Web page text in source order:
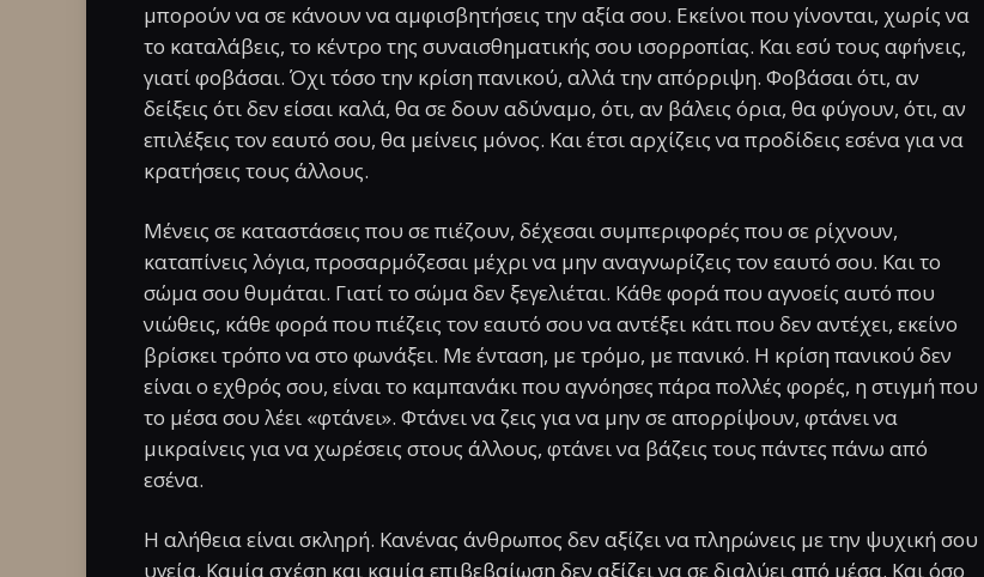
μπορούν να σε κάνουν να αμφισβητήσεις την αξία σου. Εκείνοι που γίνονται, χωρίς να
το καταλάβεις, το κέντρο της συναισθηματικής σου ισορροπίας. Και εσύ τους αφήνεις,
γιατί φοβάσαι. Όχι τόσο την κρίση πανικού, αλλά την απόρριψη. Φοβάσαι ότι, αν
δείξεις ότι δεν είσαι καλά, θα σε δουν αδύναμο, ότι, αν βάλεις όρια, θα φύγουν, ότι, αν
επιλέξεις τον εαυτό σου, θα μείνεις μόνος. Και έτσι αρχίζεις να προδίδεις εσένα για να
κρατήσεις τους άλλους.
Μένεις σε καταστάσεις που σε πιέζουν, δέχεσαι συμπεριφορές που σε ρίχνουν,
καταπίνεις λόγια, προσαρμόζεσαι μέχρι να μην αναγνωρίζεις τον εαυτό σου. Και το
σώμα σου θυμάται. Γιατί το σώμα δεν ξεγελιέται. Κάθε φορά που αγνοείς αυτό που
νιώθεις, κάθε φορά που πιέζεις τον εαυτό σου να αντέξει κάτι που δεν αντέχει, εκείνο
βρίσκει τρόπο να στο φωνάξει. Με ένταση, με τρόμο, με πανικό. Η κρίση πανικού δεν
είναι ο εχθρός σου, είναι το καμπανάκι που αγνόησες πάρα πολλές φορές, η στιγμή που
το μέσα σου λέει «φτάνει». Φτάνει να ζεις για να μην σε απορρίψουν, φτάνει να
μικραίνεις για να χωρέσεις στους άλλους, φτάνει να βάζεις τους πάντες πάνω από
εσένα.
Η αλήθεια είναι σκληρή. Κανένας άνθρωπος δεν αξίζει να πληρώνεις με την ψυχική σου
υγεία. Καμία σχέση και καμία επιβεβαίωση δεν αξίζει να σε διαλύει από μέσα. Και όσο